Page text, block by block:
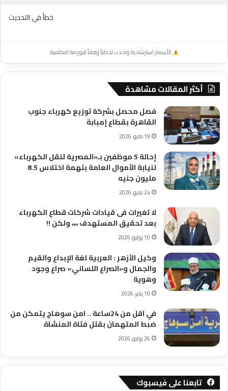
خطأ في التحديث
الأسعار استرشادية وتحدث لحظياً وفقاً للبورصة العالمية.
أكثر المقالات مشاهدة
فصل محصل بشركة توزيع كهرباء جنوب
القاهرة بقطاع إمبابة
19 مايو، 2026
إحالة 5 موظفين بـ«المصرية لنقل الكهرباء»
لنيابة الأموال العامة بتهمة اختلاس 8.5
مليون جنيه
24 مايو، 2026
لا تغيرات فى قيادات شركات قطاع الكهرباء
بعد تحقيق المستهدف ،،،، ولكن !!
10 يوليو، 2026
وكيل الأزهر : العربية لغة الإبداع والقيم
والجمال و«الصراع اللساني» صراع وجود
وهوية
10 يناير، 2026
في اقل من 24ساعة .. امن سوهاج يتمكن من
ضبط المتهمان بقتل فتاة المنشاة
26 يوليو، 2026
تابعنا على فيسبوك